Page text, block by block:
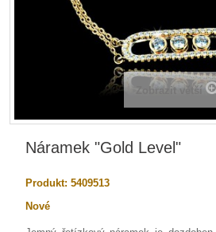
Zobrazit větší
Náramek "Gold Level"
Produkt: 5409513
Nové